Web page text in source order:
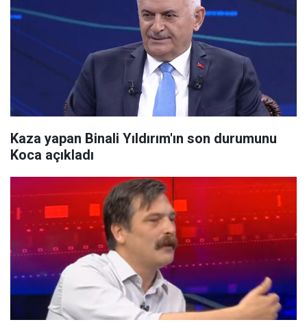
Kaza yapan Binali Yıldırım'ın son durumunu
Koca açıkladı